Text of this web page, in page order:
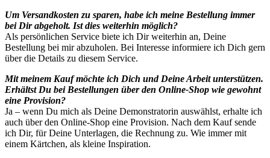
Um Versandkosten zu sparen, habe ich meine Bestellung immer
bei Dir abgeholt. Ist dies weiterhin möglich?
Als persönlichen Service biete ich Dir weiterhin an, Deine
Bestellung bei mir abzuholen. Bei Interesse informiere ich Dich gern
über die Details zu diesem Service.
Mit meinem Kauf möchte ich Dich und Deine Arbeit unterstützen.
Erhältst Du bei Bestellungen über den Online-Shop wie gewohnt
eine Provision?
Ja – wenn Du mich als Deine Demonstratorin auswählst, erhalte ich
auch über den Online-Shop eine Provision. Nach dem Kauf sende
ich Dir, für Deine Unterlagen, die Rechnung zu. Wie immer mit
einem Kärtchen, als kleine Inspiration.